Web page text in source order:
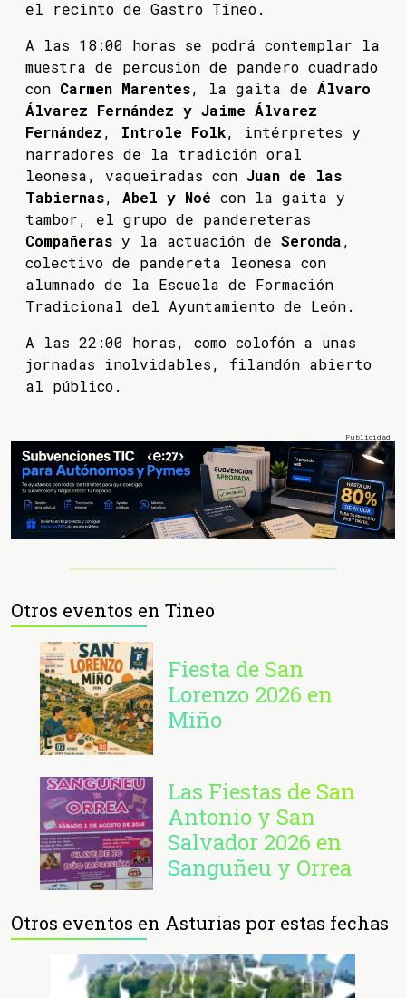
el recinto de Gastro Tineo.
A las 18:00 horas se podrá contemplar la
muestra de percusión de pandero cuadrado
con Carmen Marentes, la gaita de Álvaro
Álvarez Fernández y Jaime Álvarez
Fernández, Introle Folk, intérpretes y
narradores de la tradición oral
leonesa, vaqueiradas con Juan de las
Tabiernas, Abel y Noé con la gaita y
tambor, el grupo de pandereteras
Compañeras y la actuación de Seronda,
colectivo de pandereta leonesa con
alumnado de la Escuela de Formación
Tradicional del Ayuntamiento de León.
A las 22:00 horas, como colofón a unas
jornadas inolvidables, filandón abierto
al público.
Otros eventos en Tineo
Fiesta de San
Lorenzo 2026 en
Miño
Las Fiestas de San
Antonio y San
Salvador 2026 en
Sanguñeu y Orrea
Otros eventos en Asturias por estas fechas